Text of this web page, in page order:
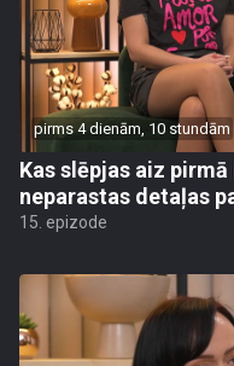
pirms 4 dienām, 10 stundām
Kas slēpjas aiz
neparastas detaļas
15. epizode